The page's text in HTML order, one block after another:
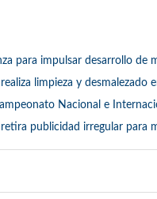
para impulsar desarrollo de
limpieza y desmalezado
Nacional e
publicidad irregular para